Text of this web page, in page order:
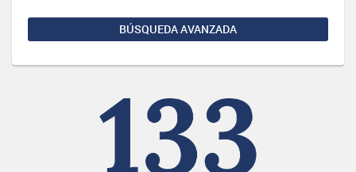
BÚSQUEDA AVANZADA